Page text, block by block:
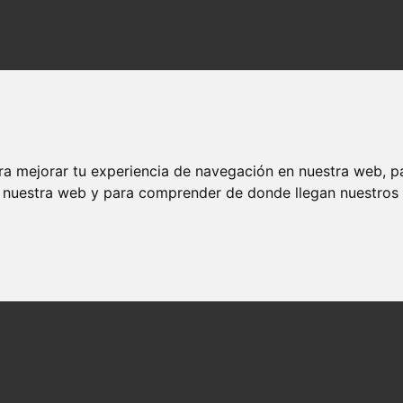
mejorar tu experiencia de navegación en nuestra web,
web y para comprender de donde llegan